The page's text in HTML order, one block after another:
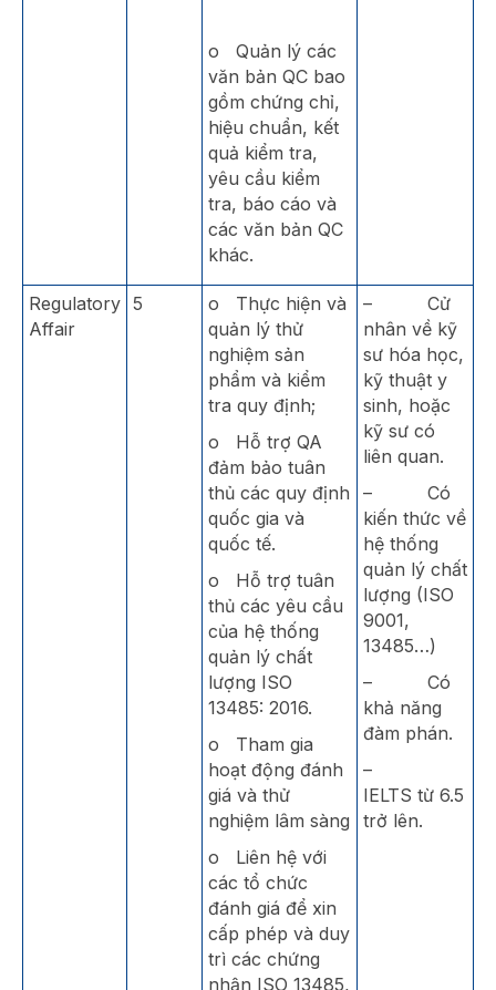
o Quản lý các
văn bản QC bao
gồm chứng chỉ,
hiệu chuẩn, kết
quả kiểm tra,
yêu cầu kiểm
tra, báo cáo và
các văn bản QC
khác.
Regulatory
Affair
5
o Thực hiện và
quản lý thử
nghiệm sản
phẩm và kiểm
tra quy định;
o Hỗ trợ QA
đảm bảo tuân
thủ các quy định
quốc gia và
quốc tế.
o Hỗ trợ tuân
thủ các yêu cầu
của hệ thống
quản lý chất
lượng ISO
13485: 2016.
o Tham gia
hoạt động đánh
giá và thử
nghiệm lâm sàng
o Liên hệ với
các tổ chức
đánh giá để xin
cấp phép và duy
trì các chứng
nhận ISO 13485,
– Cử
nhân về kỹ
sư hóa học,
kỹ thuật y
sinh, hoặc
kỹ sư có
liên quan.
– Có
kiến thức về
hệ thống
quản lý chất
lượng (ISO
9001,
13485…)
– Có
khả năng
đàm phán.
–
IELTS từ 6.5
trở lên.